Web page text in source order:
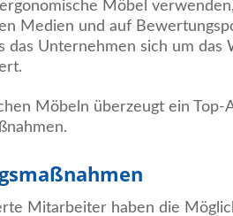
Möbel
Medien und auf
das Unternehmen sich um das
Möbeln überzeugt ein
Mitarbeiter haben die